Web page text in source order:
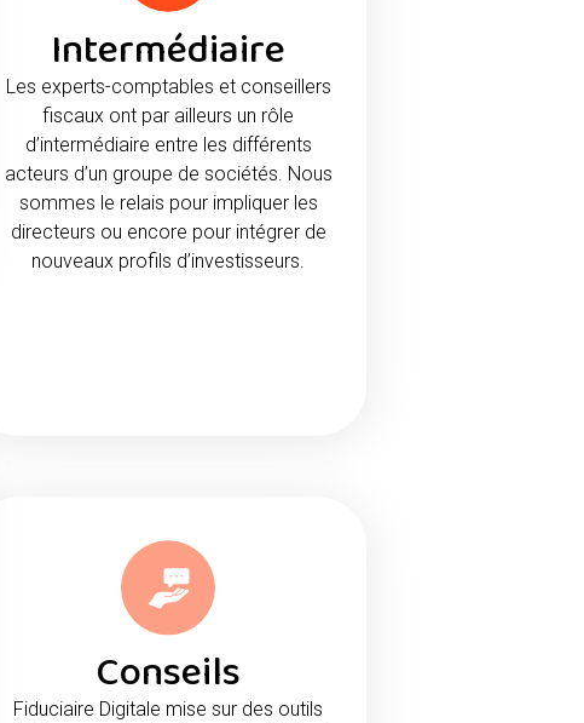
Intermédiaire
Les experts-comptables et conseillers
fiscaux ont par ailleurs un rôle
d’intermédiaire entre les différents
acteurs d’un groupe de sociétés. Nous
sommes le relais pour impliquer les
directeurs ou encore pour intégrer de
nouveaux profils d’investisseurs.
Conseils
Fiduciaire Digitale mise sur des outils